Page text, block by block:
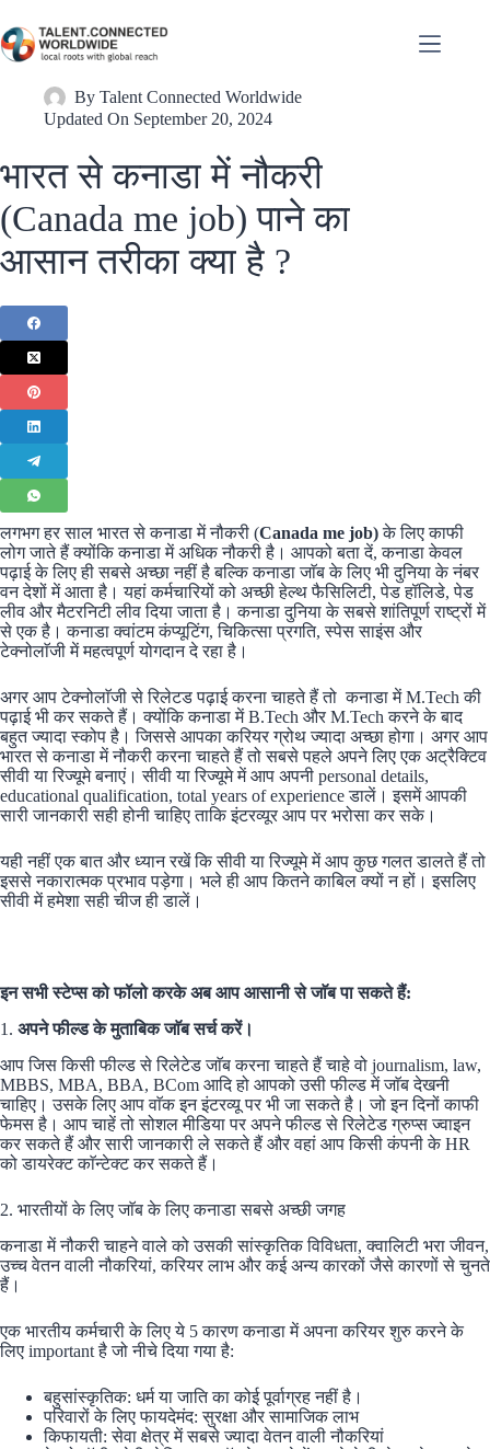
By Talent Connected Worldwide
Updated On September 20, 2024
भारत से कनाडा में नौकरी
(Canada me job) पाने का
आसान तरीका क्या है ?
लगभग हर साल भारत से कनाडा में नौकरी (Canada me job)के लिए काफी
लोग जाते हैं क्योंकि कनाडा में अधिक नौकरी है। आपको बता दें, कनाडा केवल
पढ़ाई के लिए ही सबसे अच्छा नहीं है बल्कि कनाडा जाॅब के लिए भी दुनिया के नंबर
वन देशों में आता है। यहां कर्मचारियों को अच्छी हेल्थ फैसिलिटी, पेड हॉलिडे, पेड
लीव और मैटरनिटी लीव दिया जाता है। कनाडा दुनिया के सबसे शांतिपूर्ण राष्ट्रों में
से एक है। कनाडा क्वांटम कंप्यूटिंग, चिकित्सा प्रगति, स्पेस साइंस और
टेक्नोलाॅजी में महत्वपूर्ण योगदान दे रहा है।
अगर आप टेक्नोलाॅजी से रिलेटड पढ़ाई करना चाहते हैं तो कनाडा में M.Tech की
पढ़ाई भी कर सकते हैं। क्योंकि कनाडा में B.Tech और M.Tech करने के बाद
बहुत ज्यादा स्कोप है। जिससे आपका करियर ग्रोथ ज्यादा अच्छा होगा। अगर आप
भारत से कनाडा में नौकरी करना चाहते हैं तो सबसे पहले अपने लिए एक अट्रैक्टिव
सीवी या रिज्यूमे बनाएं। सीवी या रिज्यूमे में आप अपनी personal details,
educational qualification, total years of experience डालें। इसमें आपकी
सारी जानकारी सही होनी चाहिए ताकि इंटरव्यूर आप पर भरोसा कर सके।
यही नहीं एक बात और ध्यान रखें कि सीवी या रिज्यूमे में आप कुछ गलत डालते हैं तो
इससे नकारात्मक प्रभाव पड़ेगा। भले ही आप कितने काबिल क्यों न हों। इसलिए
सीवी में हमेशा सही चीज ही डालें।
इन सभी स्टेप्स को फॉलो करके अब आप आसानी से जाॅब पा सकते हैं:
1. अपने फील्ड के मुताबिक जाॅब सर्च करें।
आप जिस किसी फील्ड से रिलेटेड जाॅब करना चाहते हैं चाहे वो journalism, law,
MBBS, MBA, BBA, BCom आदि हो आपको उसी फील्ड में जाॅब देखनी
चाहिए। उसके लिए आप वाॅक इन इंटरव्यू पर भी जा सकते है। जो इन दिनों काफी
फेमस है। आप चाहें तो सोशल मीडिया पर अपने फील्ड से रिलेटेड ग्रुप्स ज्वाइन
कर सकते हैं और सारी जानकारी ले सकते हैं और वहां आप किसी कंपनी के HR
को डायरेक्ट काॅन्टेक्ट कर सकते हैं।
2. भारतीयों के लिए जाॅब के लिए कनाडा सबसे अच्छी जगह
कनाडा में नौकरी चाहने वाले को उसकी सांस्कृतिक विविधता, क्वालिटी भरा जीवन,
उच्च वेतन वाली नौकरियां, करियर लाभ और कई अन्य कारकों जैसे कारणों से चुनते
हैं।
एक भारतीय कर्मचारी के लिए ये 5 कारण कनाडा में अपना करियर शुरु करने के
लिए important है जो नीचे दिया गया है:
बहुसांस्कृतिक: धर्म या जाति का कोई पूर्वाग्रह नहीं है।
परिवारों के लिए फायदेमंद: सुरक्षा और सामाजिक लाभ
किफायती: सेवा क्षेत्र में सबसे ज्यादा वेतन वाली नौकरियां